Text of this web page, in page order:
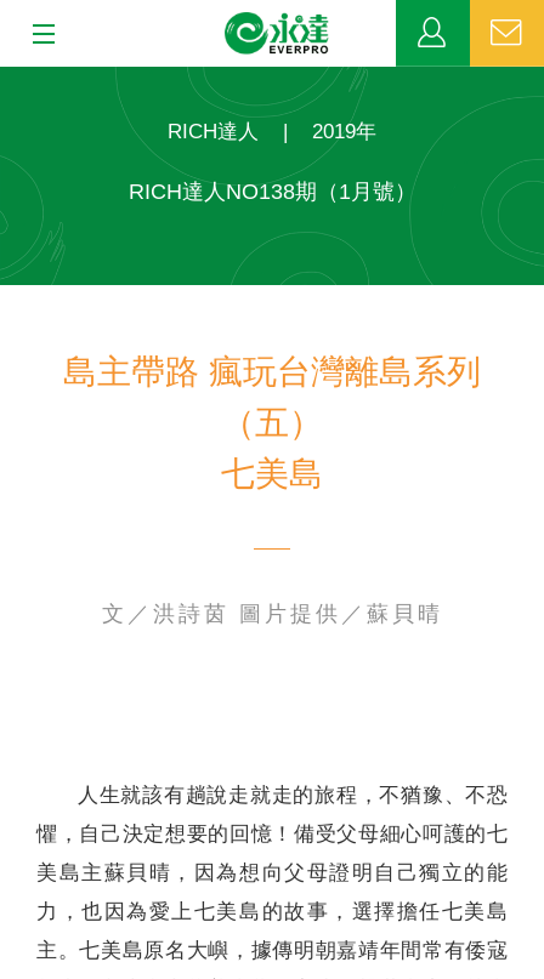
MDRT
公益活動
RICH達人 | 2019年
RICH達人NO138期（1月號）
島主帶路 瘋玩台灣離島系列
（五）
七美島
文／洪詩茵 圖片提供／蘇貝晴
人生就該有趟說走就走的旅程，不猶豫、不恐
懼，自己決定想要的回憶！備受父母細心呵護的七
美島主蘇貝晴，因為想向父母證明自己獨立的能
力，也因為愛上七美島的故事，選擇擔任七美島
主。七美島原名大嶼，據傳明朝嘉靖年間常有倭寇